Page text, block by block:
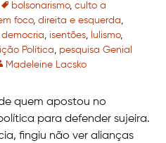
bolsonarismo, culto a
foco, direita e esquerda,
, isentões, lulismo,
Política, pesquisa Genial
Madeleine Lacsko
quem apostou no
para defender sujeira.
fingiu não ver alianças